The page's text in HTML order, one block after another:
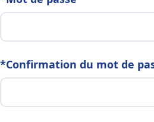
*Confirmation du mot de